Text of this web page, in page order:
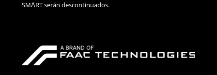
SMΔRT serán descontinuados.